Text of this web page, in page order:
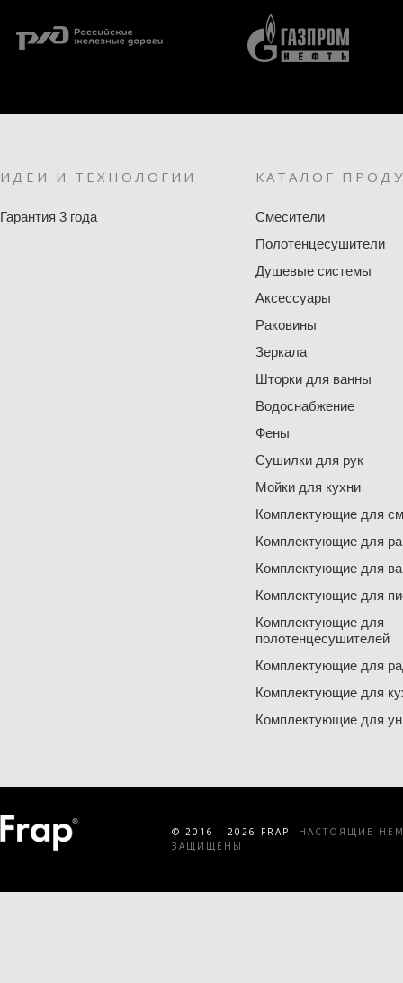
ИДЕИ И ТЕХНОЛОГИИ
Гарантия 3 года
КАТАЛОГ
Смесители
Полотенцесушители
Душевые системы
Аксессуары
Раковины
Зеркала
Шторки для ванны
Водоснабжение
Фены
Сушилки для рук
Мойки для кухни
Комплектующие для
Комплектующие для
Комплектующие для
Комплектующие для
Комплектующие для
полотенцесушителей
Комплектующие для
Комплектующие для
Комплектующие для
© 2016 - 2026 FRAP.
НАСТОЯЩИЕ
ЗАЩИЩЕНЫ